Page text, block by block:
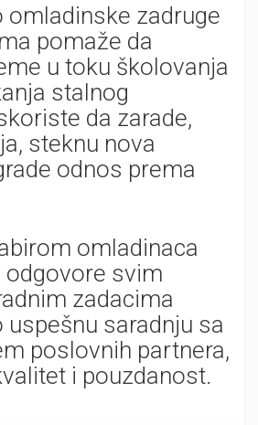
omladinske zadruge
pomaže da
u toku školovanja
stalnog
da zarade,
steknu nova
odnos prema
omladinaca
odgovore svim
zadacima
saradnju sa
poslovnih partnera,
i pouzdanost.